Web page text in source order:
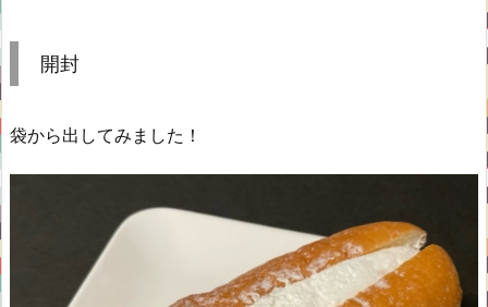
開封
袋から出してみました！